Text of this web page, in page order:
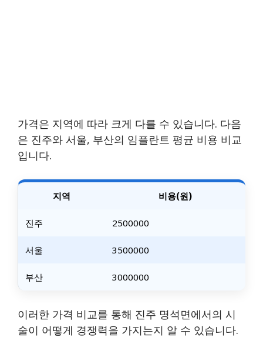
가격은 지역에 따라 크게 다를 수 있습니다. 다음
은 진주와 서울, 부산의 임플란트 평균 비용 비교
입니다.
지역 비용(원)
진주 2500000
서울 3500000
부산 3000000
이러한 가격 비교를 통해 진주 명석면에서의 시
술이 어떻게 경쟁력을 가지는지 알 수 있습니다.